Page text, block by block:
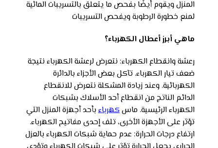
المنزل ويقوم أيضًا بفحص ما يتعلق بالتسريبات المائية
لمنع خطورة الرطوبة ويفحص التسريبات
ماهي أبرز أعطال الكهرباء؟
رعشة وانقطاع الكهرباء: نتعرض لرعشة الكهرباء نتيجة
ضعف تيار الكهرباء. تآكل بعض الأجزاء بالدائرة
الكهربائية. وعند زيادة المشكلة نتعرض للانقطاع
الدائم الناتج من انقطاع أحد الأسلاك بشبكات
الكهرباء الرئيسية. ماسكهرباء بأحد أجهزة المنزل التي
تؤثر على الأجهزة الأخرى، تلف إحدى مفاتيح الكهرباء.
ارتفاع درجات الحرارة: عدم حماية شبكات الكهرباء بالعزل